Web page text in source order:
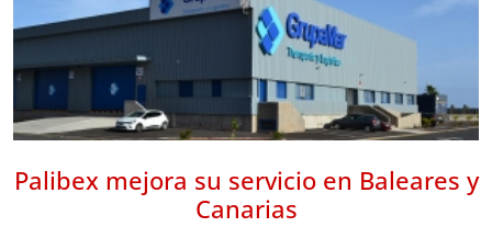
Palibex mejora su servicio en Baleares y
Canarias